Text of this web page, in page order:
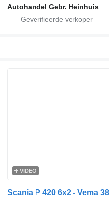
Autohandel Gebr. Heinhuis
VIDEO